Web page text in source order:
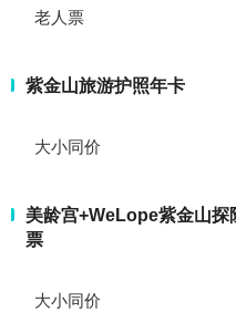
老人票
紫金山旅游护照年卡
大小同价
美龄宫+WeLope紫金山探
票
大小同价